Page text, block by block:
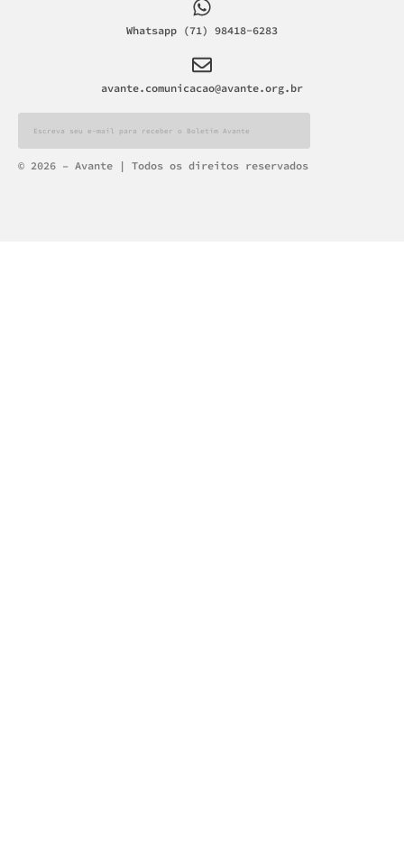
Whatsapp (71) 98418-6283
avante.comunicacao@avante.org.br
Alternative:
© 2026 – Avante | Todos os direitos reservados